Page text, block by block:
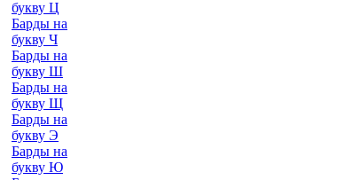
букву Ц
Барды на
букву Ч
Барды на
букву Ш
Барды на
букву Щ
Барды на
букву Э
Барды на
букву Ю